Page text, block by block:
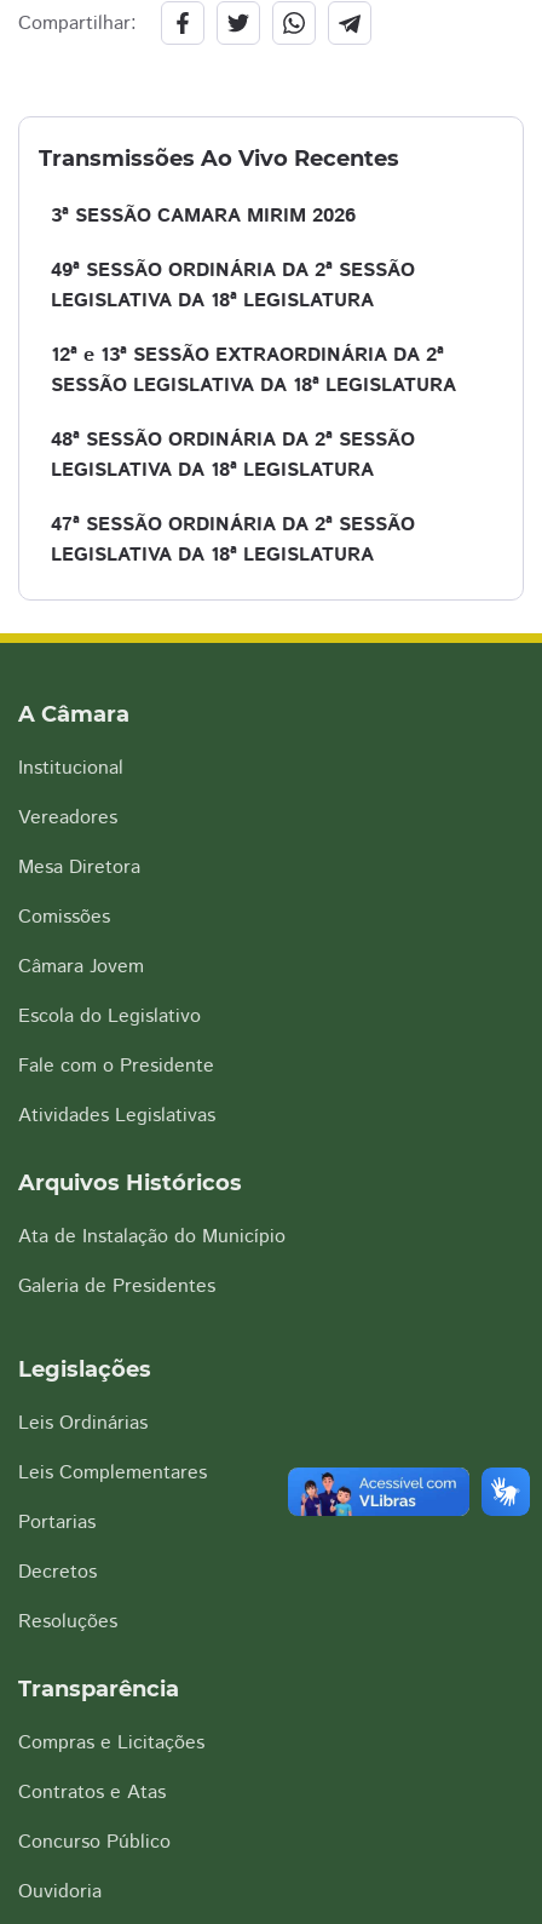
Compartilhar:
Transmissões Ao Vivo Recentes
3ª SESSÃO CAMARA MIRIM 2026
49ª SESSÃO ORDINÁRIA DA 2ª SESSÃO
LEGISLATIVA DA 18ª LEGISLATURA
12ª e 13ª SESSÃO EXTRAORDINÁRIA DA 2ª
SESSÃO LEGISLATIVA DA 18ª LEGISLATURA
48ª SESSÃO ORDINÁRIA DA 2ª SESSÃO
LEGISLATIVA DA 18ª LEGISLATURA
47ª SESSÃO ORDINÁRIA DA 2ª SESSÃO
LEGISLATIVA DA 18ª LEGISLATURA
A Câmara
Institucional
Vereadores
Mesa Diretora
Comissões
Câmara Jovem
Escola do Legislativo
Fale com o Presidente
Atividades Legislativas
Arquivos Históricos
Ata de Instalação do Município
Galeria de Presidentes
Legislações
Leis Ordinárias
Leis Complementares
Portarias
Decretos
Resoluções
Transparência
Compras e Licitações
Contratos e Atas
Concurso Público
Ouvidoria